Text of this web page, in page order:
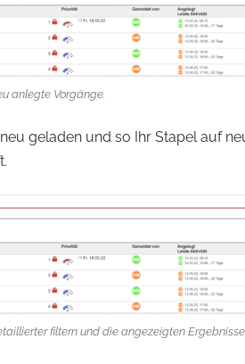
anlegte Vorgänge.
geladen und so Ihr Stapel auf
filtern und die angezeigten